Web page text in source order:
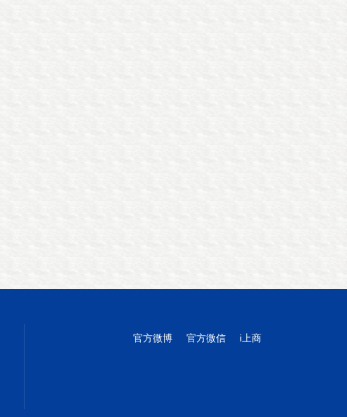
i上商
官方微信
官方微博